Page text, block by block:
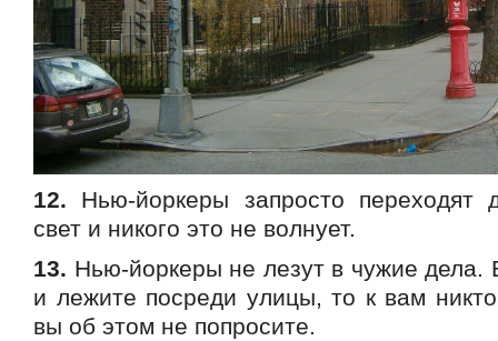
12. Нью-йоркеры запросто переходят
свет и никого это не волнует.
13. Нью-йоркеры не лезут в чужие дела.
и лежите посреди улицы, то к вам
вы об этом не попросите.